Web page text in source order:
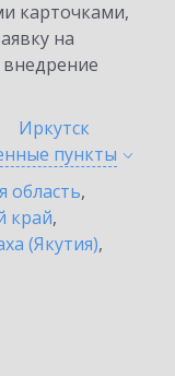
карточками,
на
Иркутск
пункты
область,
край,
(Якутия),